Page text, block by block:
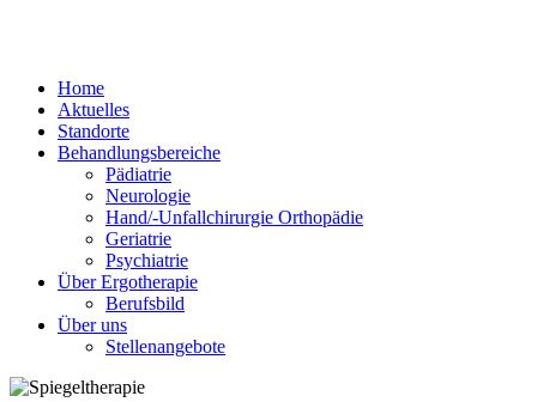
Home
Aktuelles
Standorte
Behandlungsbereiche
Pädiatrie
Neurologie
Hand/-Unfallchirurgie Orthopädie
Geriatrie
Psychiatrie
Über Ergotherapie
Berufsbild
Über uns
Stellenangebote